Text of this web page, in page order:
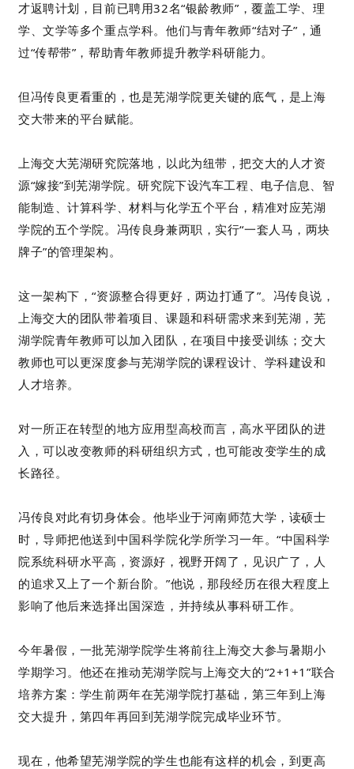
才返聘计划，目前已聘用32名“银龄教师”，覆盖工学、理
学、文学等多个重点学科。他们与青年教师“结对子”，通
过“传帮带”，帮助青年教师提升教学科研能力。
但冯传良更看重的，也是芜湖学院更关键的底气，是上海
交大带来的平台赋能。
上海交大芜湖研究院落地，以此为纽带，把交大的人才资
源“嫁接”到芜湖学院。研究院下设汽车工程、电子信息、智
能制造、计算科学、材料与化学五个平台，精准对应芜湖
学院的五个学院。冯传良身兼两职，实行“一套人马，两块
牌子”的管理架构。
这一架构下，“资源整合得更好，两边打通了”。冯传良说，
上海交大的团队带着项目、课题和科研需求来到芜湖，芜
湖学院青年教师可以加入团队，在项目中接受训练；交大
教师也可以更深度参与芜湖学院的课程设计、学科建设和
人才培养。
对一所正在转型的地方应用型高校而言，高水平团队的进
入，可以改变教师的科研组织方式，也可能改变学生的成
长路径。
冯传良对此有切身体会。他毕业于河南师范大学，读硕士
时，导师把他送到中国科学院化学所学习一年。“中国科学
院系统科研水平高，资源好，视野开阔了，见识广了，人
的追求又上了一个新台阶。”他说，那段经历在很大程度上
影响了他后来选择出国深造，并持续从事科研工作。
今年暑假，一批芜湖学院学生将前往上海交大参与暑期小
学期学习。他还在推动芜湖学院与上海交大的“2+1+1”联合
培养方案：学生前两年在芜湖学院打基础，第三年到上海
交大提升，第四年再回到芜湖学院完成毕业环节。
现在，他希望芜湖学院的学生也能有这样的机会，到更高